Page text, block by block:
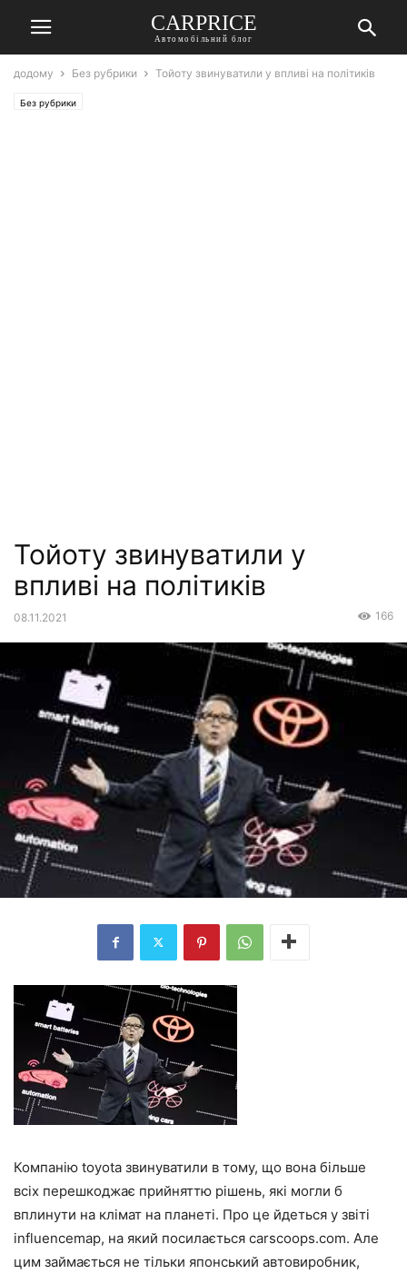
СARPRICE
Автомобільний блог
додому Без рубрики Тойоту звинуватили у впливі на політиків
Без рубрики
Тойоту звинуватили у
впливі на політиків
08.11.2021 166
Компанію toyota звинуватили в тому, що вона більше
всіх перешкоджає прийняттю рішень, які могли б
вплинути на клімат на планеті. Про це йдеться у звіті
influencemap, на який посилається carscoops.com. Але
цим займається не тільки японський автовиробник,